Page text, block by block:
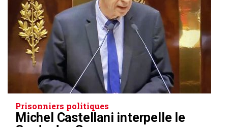
Prisonniers politiques
Michel Castellani interpelle le